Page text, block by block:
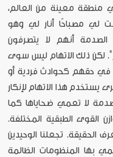
منطقة معينة من العالم،
لي مصباحًا أنار لي وهو
أنهم لا يتصرفون
لكن ذلك الاتهام ليس سوى
في حقهم كحوادث فردية أو
يستخدم هذا الاتهام لإنكار
لا تعمي ضحاياها كما
الطبقية المختلفة.
الحقيقة. تجعلنا الوحيدين
بها المنظومات الظالمة